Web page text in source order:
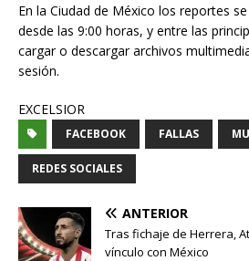
En la Ciudad de México los reportes
desde las 9:00 horas, y entre las
cargar o descargar archivos
sesión.
EXCELSIOR
FACEBOOK FALLAS
REDES SOCIALES
ANTERIOR
Tras fichaje de Herrera,
vínculo con México